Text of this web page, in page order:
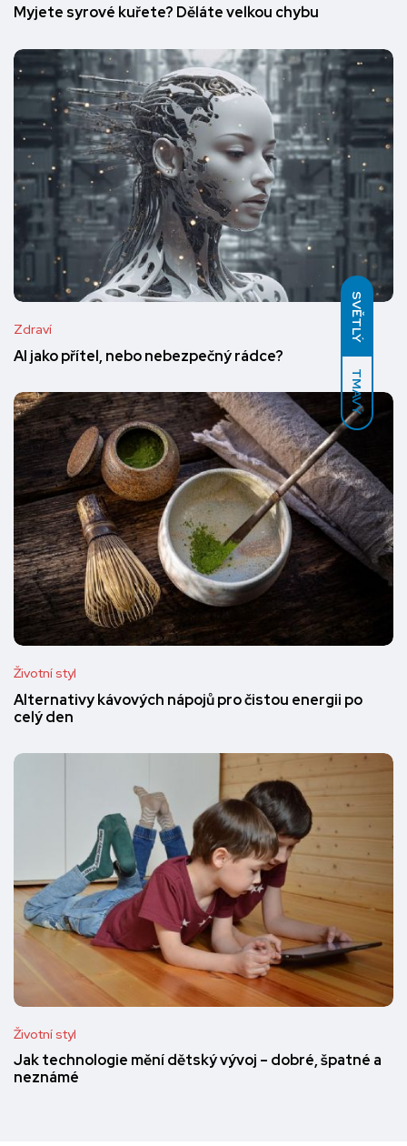
SVĚTLÝ
TMAVÝ
Myjete syrové kuřete? Děláte velkou chybu
Zdraví
AI jako přítel, nebo nebezpečný rádce?
Životní styl
Alternativy kávových nápojů pro čistou energii po
celý den
Životní styl
Jak technologie mění dětský vývoj – dobré, špatné a
neznámé